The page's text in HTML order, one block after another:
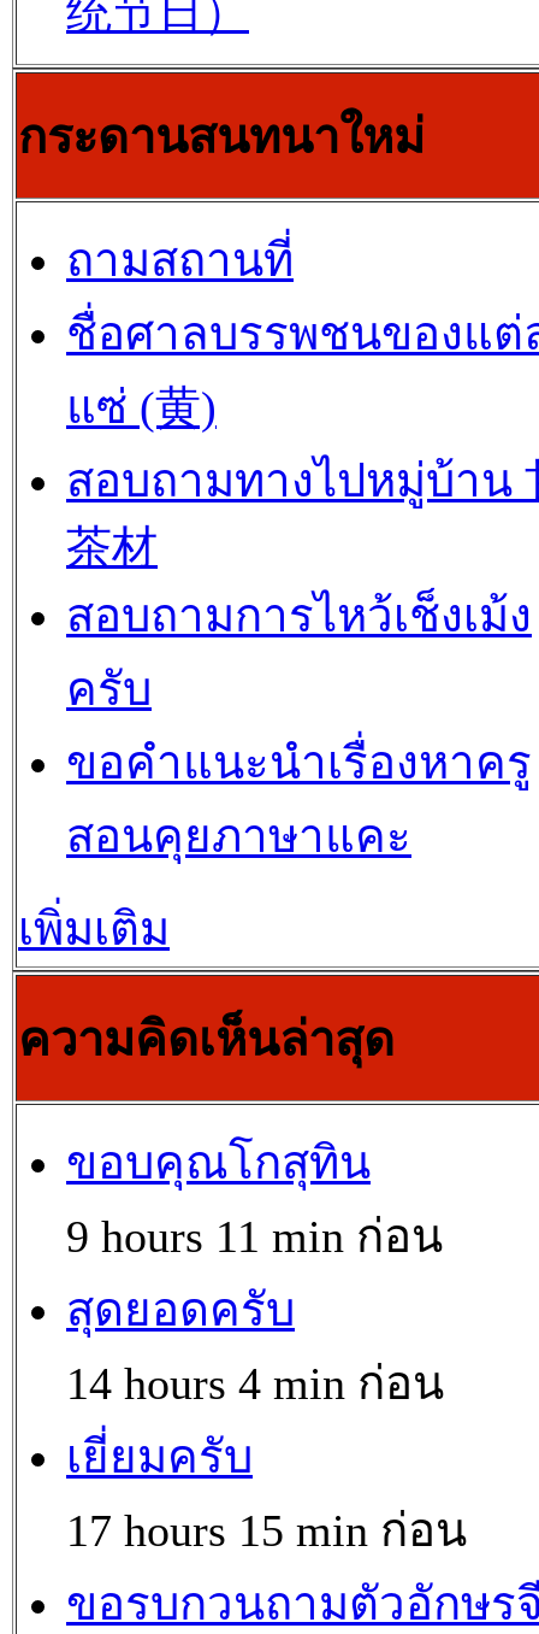
统节日）
กระดานสนทนาใหม่
ถามสถานที่
ชื่อศาลบรรพชนของแต่
แซ่ (黄)
สอบถามทางไปหมู่บ้าน
茶材
สอบถามการไหว้เช็งเม้ง
ครับ
ขอคำแนะนำเรื่องหาครู
สอนคุยภาษาแคะ
เพิ่มเติม
ความคิดเห็นล่าสุด
ขอบคุณโกสุทิน
9 hours 11 min ก่อน
สุดยอดครับ
14 hours 4 min ก่อน
เยี่ยมครับ
17 hours 15 min ก่อน
ขอรบกวนถามตัวอักษร